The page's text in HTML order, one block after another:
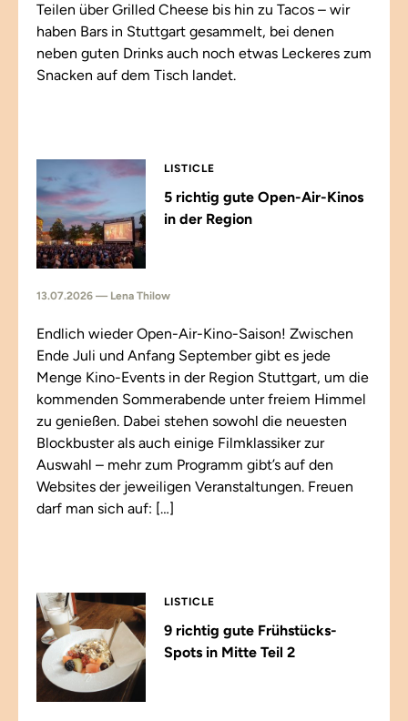
Teilen über Grilled Cheese bis hin zu Tacos – wir
haben Bars in Stuttgart gesammelt, bei denen
neben guten Drinks auch noch etwas Leckeres zum
Snacken auf dem Tisch landet.
LISTICLE
5 richtig gute Open-Air-Kinos
in der Region
13.07.2026 — Lena Thilow
Endlich wieder Open-Air-Kino-Saison! Zwischen
Ende Juli und Anfang September gibt es jede
Menge Kino-Events in der Region Stuttgart, um die
kommenden Sommerabende unter freiem Himmel
zu genießen. Dabei stehen sowohl die neuesten
Blockbuster als auch einige Filmklassiker zur
Auswahl – mehr zum Programm gibt’s auf den
Websites der jeweiligen Veranstaltungen. Freuen
darf man sich auf: […]
LISTICLE
9 richtig gute Frühstücks-
Spots in Mitte Teil 2